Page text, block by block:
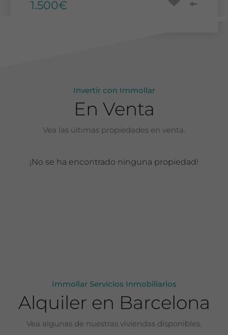
1.500€
395.000€
250.000€
Invertir con Immollar
En Venta
Vea las últimas propiedades en venta.
¡No se ha encontrado ninguna propiedad!
Immollar Servicios Inmobiliarios
Alquiler en Barcelona
Vea algunas de nuestras viviendas disponibles.